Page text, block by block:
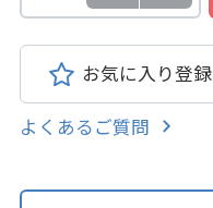
お気に入り登録
よくあるご質問